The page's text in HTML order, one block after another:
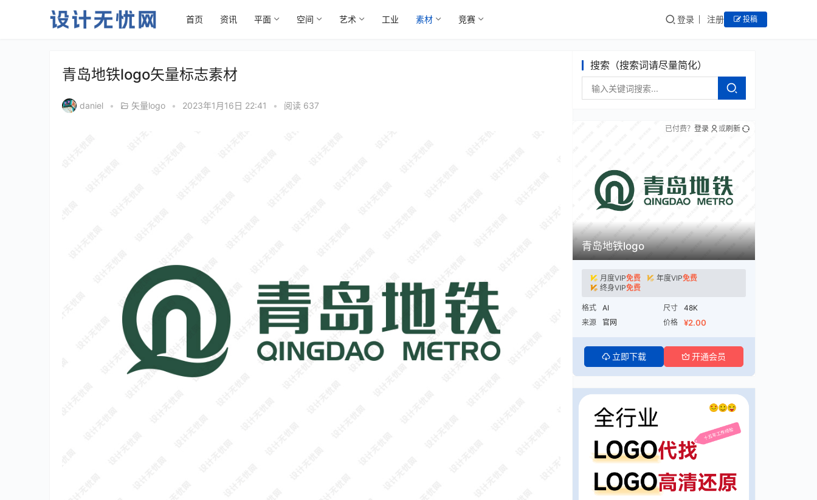
首页 资讯 平面 空间 艺术 工业 素材 竞赛 登录 注册 投稿
青岛地铁logo矢量标志素材
daniel • 矢量logo • 2023年1月16日 22:41 • 阅读 637
搜索（搜索词请尽量简化）
青岛地铁logo
月度VIP免费 年度VIP免费
终身VIP免费
格式 AI 尺寸
48K
来源
官网 价格 ¥2.00
立即下载 开通会员
已付费？ 登录 或刷新